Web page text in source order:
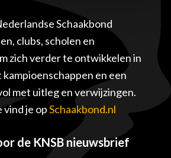
Schaakbond
clubs, scholen en
zich verder te ontwikkelen in
kampioenschappen en een
met uitleg en verwijzingen.
je opSchaakbond.nl
de KNSB nieuwsbrief